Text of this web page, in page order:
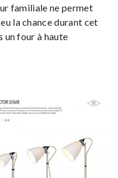
familiale ne permet
la chance durant cet
un four à haute